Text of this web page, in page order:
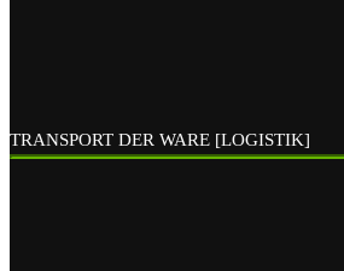
TRANSPORT DER WARE [LOGISTIK]